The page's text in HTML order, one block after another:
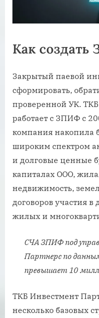
Как
Закрытый паевой
сформировать,
проверенной УК.
работает с ЗПИФ с
компания накопила
широким спектром
и долговые ценные
капиталах ООО,
недвижимость,
договоров участия в
жилых и
СЧА ЗПИФ под
Партнерс по
превышает 10
ТКБ Инвестмент
несколько базовых